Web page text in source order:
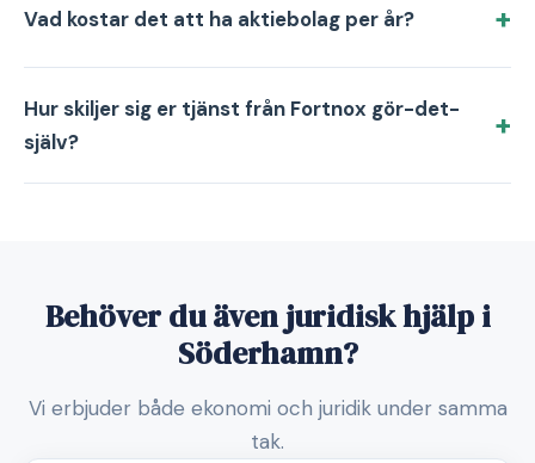
Vad kostar det att ha aktiebolag per år?
Hur skiljer sig er tjänst från Fortnox gör-det-
själv?
Behöver du även juridisk hjälp i
Söderhamn?
Vi erbjuder både ekonomi och juridik under samma
tak.